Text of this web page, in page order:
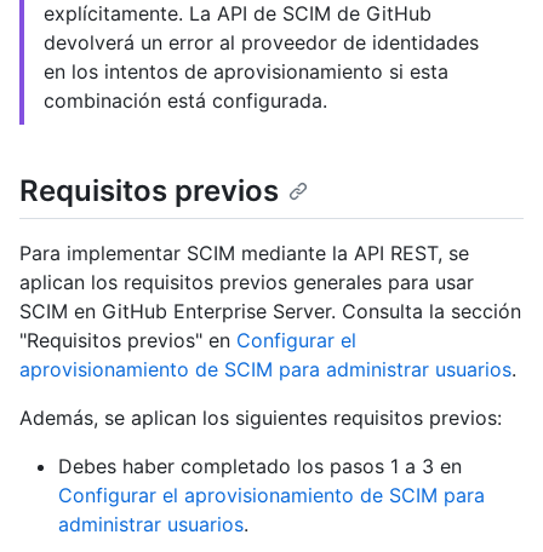
explícitamente. La API de SCIM de GitHub
devolverá un error al proveedor de identidades
en los intentos de aprovisionamiento si esta
combinación está configurada.
Requisitos previos
Para implementar SCIM mediante la API REST, se
aplican los requisitos previos generales para usar
SCIM en GitHub Enterprise Server. Consulta la sección
"Requisitos previos" en Configurar el
aprovisionamiento de SCIM para administrar usuarios.
Además, se aplican los siguientes requisitos previos:
Debes haber completado los pasos 1 a 3 en
Configurar el aprovisionamiento de SCIM para
administrar usuarios.